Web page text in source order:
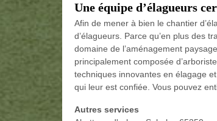
Une équipe d’élagueurs
Afin de mener à bien le chantier
d’élagueurs. Parce qu’en plus des
domaine de l’aménagement
principalement composée
techniques innovantes en élagage
qui leur est confiée. Vous pouvez
Autres services